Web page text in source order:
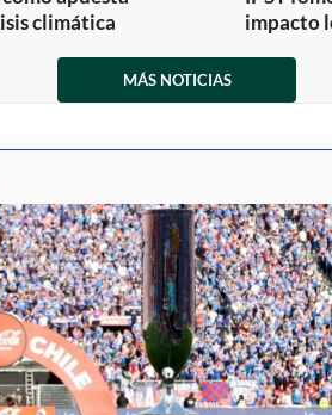
climática
impacto
MÁS NOTICIAS